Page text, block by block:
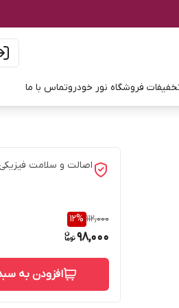
فروشگاه نور خودروتماس با ما
اصالت و سلامت فیزیکی
112,000
12%
98,000
افزودن به